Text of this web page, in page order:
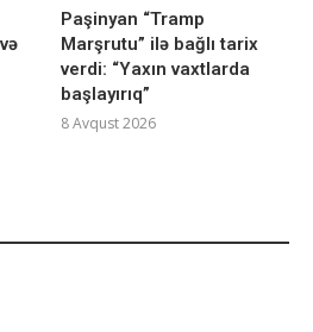
Paşinyan “Tramp
Marşrutu” ilə bağlı tarix
verdi: “Yaxın vaxtlarda
başlayırıq”
8 Avqust 2026